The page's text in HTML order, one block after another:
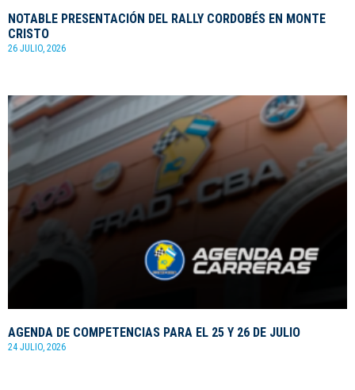
NOTABLE PRESENTACIÓN DEL RALLY CORDOBÉS EN MONTE
CRISTO
26 JULIO, 2026
AGENDA DE COMPETENCIAS PARA EL 25 Y 26 DE JULIO
24 JULIO, 2026